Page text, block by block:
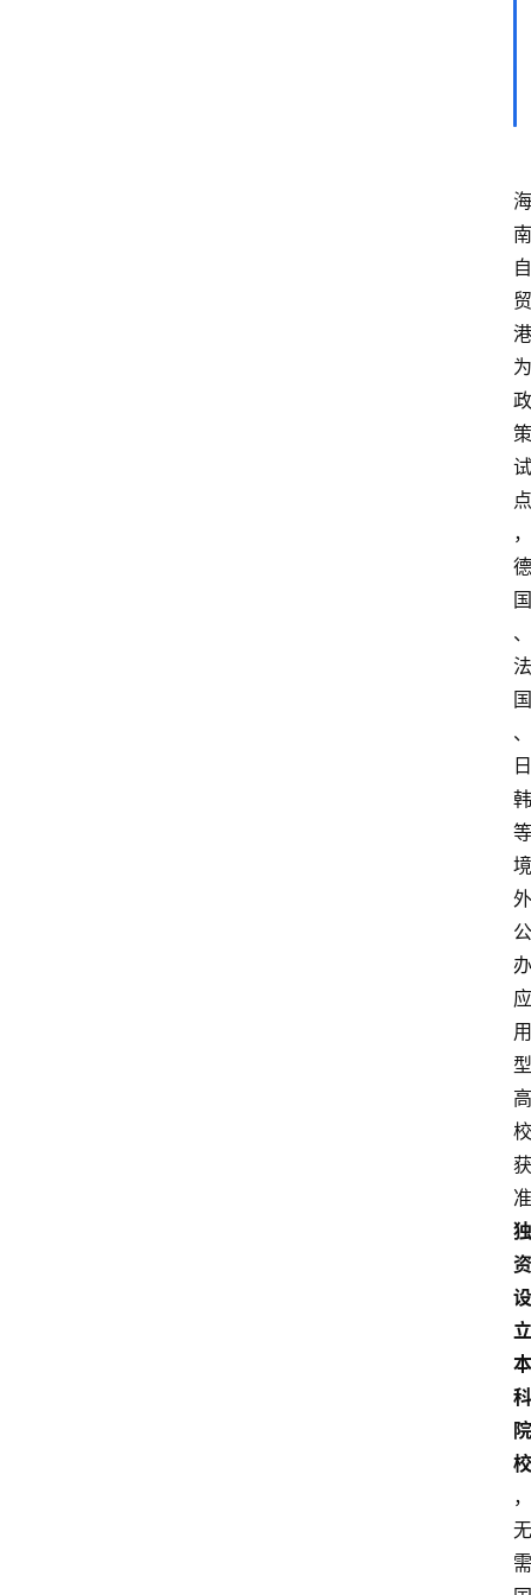
海
南
自
贸
港
为
政
策
试
点
，
德
国
、
法
国
、
日
韩
等
境
外
公
办
应
用
型
高
校
获
准
独
资
设
立
本
科
院
校
，
无
需